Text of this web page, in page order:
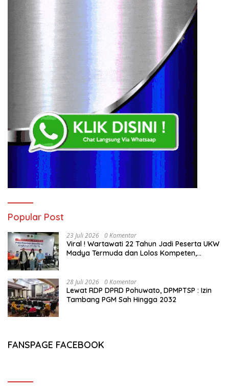
Popular Post
23 Juli 2026 0 Komentar
Viral ! Wartawati 22 Tahun Jadi Peserta UKW
Madya Termuda dan Lolos Kompeten,
28 Juli 2026 0 Komentar
Lewat RDP DPRD Pohuwato, DPMPTSP : Izin
Tambang PGM Sah Hingga 2032
FANSPAGE FACEBOOK